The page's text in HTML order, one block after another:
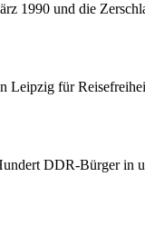
1990 und die
für
DDR-Bürger in